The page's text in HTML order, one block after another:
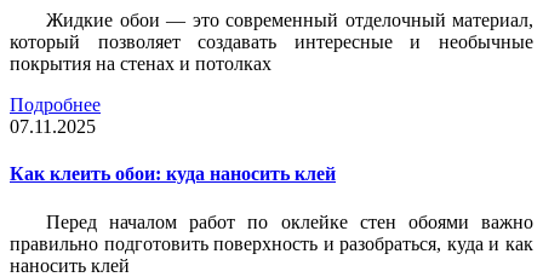
Жидкие обои — это современный отделочный материал,
который позволяет создавать интересные и необычные
покрытия на стенах и потолках
Подробнее
07.11.2025
Как клеить обои: куда наносить клей
Перед началом работ по оклейке стен обоями важно
правильно подготовить поверхность и разобраться, куда и как
наносить клей